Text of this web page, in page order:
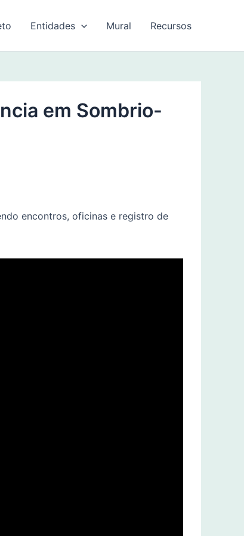
Entidades Mural Recursos
em Sombrio-
encontros, oficinas e registro de